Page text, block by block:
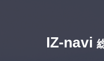
IZ-navi